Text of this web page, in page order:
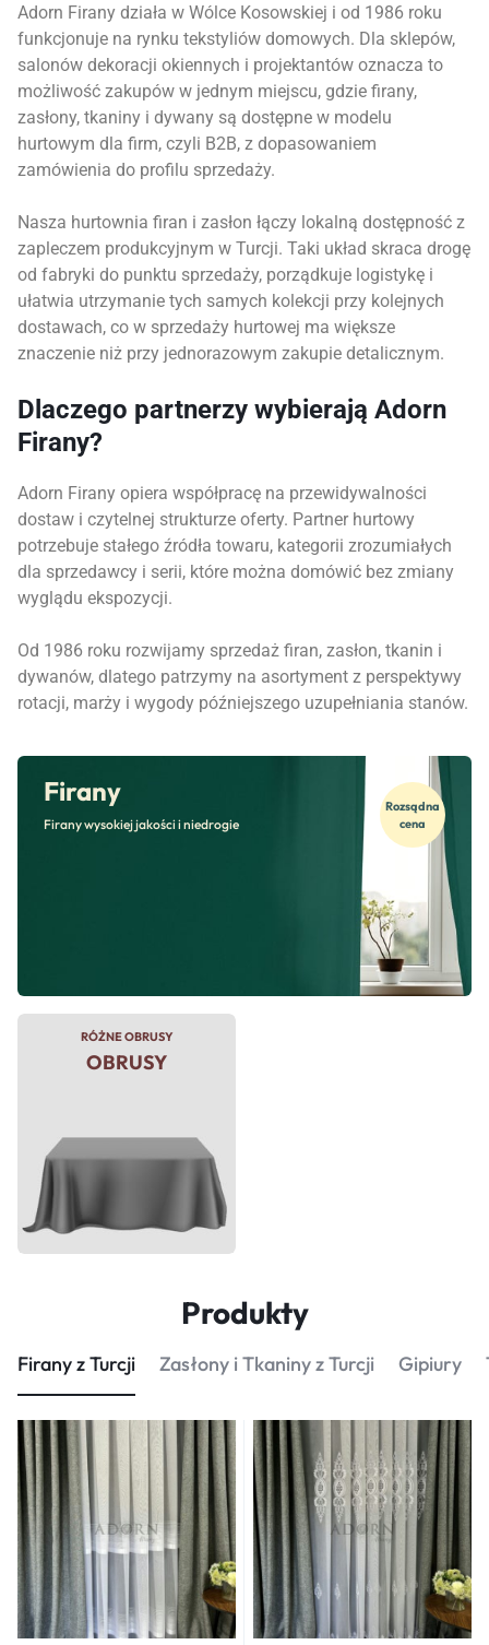
Adorn Firany działa w Wólce Kosowskiej i od 1986 roku
funkcjonuje na rynku tekstyliów domowych. Dla sklepów,
salonów dekoracji okiennych i projektantów oznacza to
możliwość zakupów w jednym miejscu, gdzie firany,
zasłony, tkaniny i dywany są dostępne w modelu
hurtowym dla firm, czyli B2B, z dopasowaniem
zamówienia do profilu sprzedaży.
Nasza hurtownia firan i zasłon łączy lokalną dostępność z
zapleczem produkcyjnym w Turcji. Taki układ skraca drogę
od fabryki do punktu sprzedaży, porządkuje logistykę i
ułatwia utrzymanie tych samych kolekcji przy kolejnych
dostawach, co w sprzedaży hurtowej ma większe
znaczenie niż przy jednorazowym zakupie detalicznym.
Dlaczego partnerzy wybierają Adorn
Firany?
Adorn Firany opiera współpracę na przewidywalności
dostaw i czytelnej strukturze oferty. Partner hurtowy
potrzebuje stałego źródła towaru, kategorii zrozumiałych
dla sprzedawcy i serii, które można domówić bez zmiany
wyglądu ekspozycji.
Od 1986 roku rozwijamy sprzedaż firan, zasłon, tkanin i
dywanów, dlatego patrzymy na asortyment z perspektywy
rotacji, marży i wygody późniejszego uzupełniania stanów.
Firany
Firany wysokiej jakości i niedrogie
Rozsądna
cena
RÓŻNE OBRUSY
OBRUSY
Produkty
Firany z Turcji Zasłony i Tkaniny z Turcji Gipiury